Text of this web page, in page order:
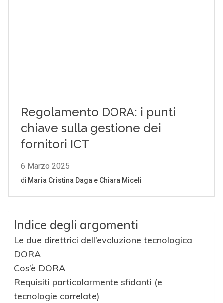
Indice degli argomenti
Le due direttrici dell’evoluzione tecnologica
DORA
Cos’è DORA
Requisiti particolarmente sfidanti (e
tecnologie correlate)